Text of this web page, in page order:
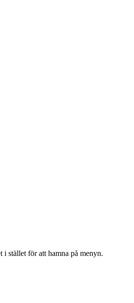
stället för att hamna på menyn.